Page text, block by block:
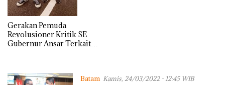
Gerakan Pemuda
Revolusioner Kritik SE
Gubernur Ansar Terkait
Batam Kamis, 24/03/2022 - 12:45 WIB